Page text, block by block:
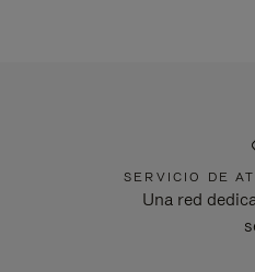
SERVICIO DE
Una red